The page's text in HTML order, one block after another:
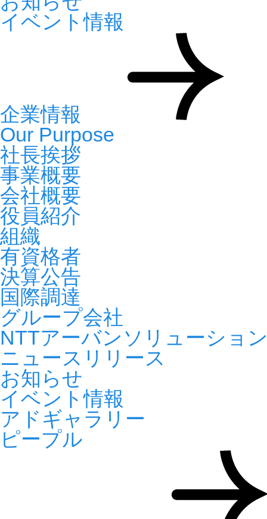
イベント情報
企業情報
Our Purpose
社長挨拶
事業概要
会社概要
役員紹介
組織
有資格者
決算公告
国際調達
グループ会社
NTTアーバンソリューショ
ニュースリリース
お知らせ
イベント情報
アドギャラリー
ピープル